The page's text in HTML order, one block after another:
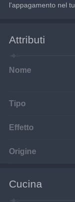
l'appagamento nel
Attributi
Nome
Tipo
Effetto
Origine
Cucina